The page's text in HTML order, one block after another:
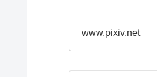
www.pixiv.net